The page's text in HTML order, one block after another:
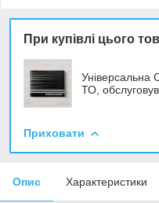
При купівлі цього
Універсальна
ТО,
Приховати
Опис Характеристики